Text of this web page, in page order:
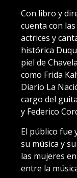
Con libro y
cuenta con
actrices y
histórica
piel de
como Frida
Diario La
cargo del
y Federico
El público fue
su música y
las mujeres
entre la